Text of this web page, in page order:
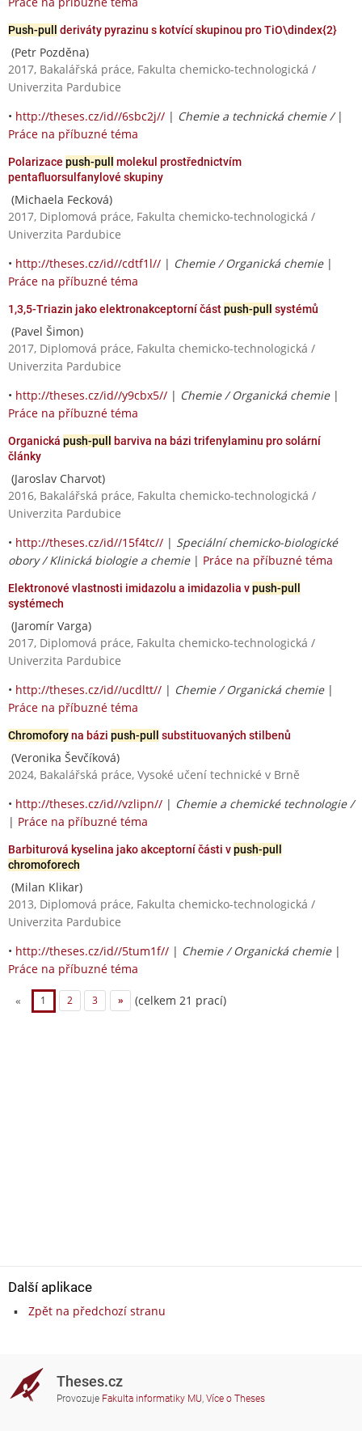
Push-pull deriváty pyrazinu s kotvící skupinou pro TiO\dindex{2}
(Petr Pozděna)
2017, Bakalářská práce, Fakulta chemicko-technologická /
Univerzita Pardubice
• http://theses.cz/id//6sbc2j// | Chemie a technická chemie / |
Práce na příbuzné téma
Polarizace push-pull
molekul prostřednictvím
pentafluorsulfanylové skupiny
(Michaela Fecková)
2017, Diplomová práce, Fakulta chemicko-technologická /
Univerzita Pardubice
• http://theses.cz/id//cdtf1l// | Chemie / Organická chemie|
Práce na příbuzné téma
1,3,5-Triazin jako elektronakceptorní částpush-pull systémů
(Pavel Šimon)
2017, Diplomová práce, Fakulta chemicko-technologická /
Univerzita Pardubice
• http://theses.cz/id//y9cbx5// | Chemie / Organická chemie|
Práce na příbuzné téma
Organická push-pull
barviva na bázi trifenylaminu pro solární
články
(Jaroslav Charvot)
2016, Bakalářská práce, Fakulta chemicko-technologická /
Univerzita Pardubice
• http://theses.cz/id//15f4tc// | Speciální chemicko-biologické
obory / Klinická biologie a chemie| Práce na příbuzné téma
Elektronové vlastnosti imidazolu a imidazolia vpush-pull
systémech
(Jaromír Varga)
2017, Diplomová práce, Fakulta chemicko-technologická /
Univerzita Pardubice
• http://theses.cz/id//ucdltt// | Chemie / Organická chemie|
Práce na příbuzné téma
Chromoforyna bázi push-pull substituovaných stilbenů
(Veronika Ševčíková)
2024, Bakalářská práce, Vysoké učení technické v Brně
• http://theses.cz/id//vzlipn// | Chemie a chemické technologie /
| Práce na příbuzné téma
Barbiturová kyselina jako akceptorní části vpush-pull
chromoforech
(Milan Klikar)
2013, Diplomová práce, Fakulta chemicko-technologická /
Univerzita Pardubice
• http://theses.cz/id//5tum1f// | Chemie / Organická chemie|
Práce na příbuzné téma
« 1 2 3 » (celkem 21 prací)
Další aplikace
Zpět na předchozí stranu
Theses.cz
Provozuje Fakulta informatiky MU, Více o Theses